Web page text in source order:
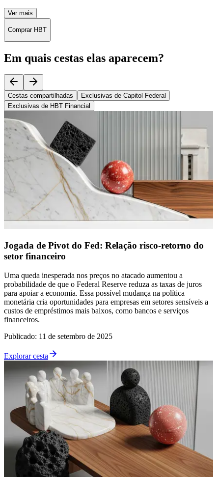
Ver mais
Comprar HBT
Em quais cestas elas aparecem?
Cestas compartilhadas
Exclusivas de Capitol Federal
Exclusivas de HBT Financial
Jogada de Pivot do Fed: Relação risco-retorno do
setor financeiro
Uma queda inesperada nos preços no atacado aumentou a
probabilidade de que o Federal Reserve reduza as taxas de juros
para apoiar a economia. Essa possível mudança na política
monetária cria oportunidades para empresas em setores sensíveis a
custos de empréstimos mais baixos, como bancos e serviços
financeiros.
Publicado: 11 de setembro de 2025
Explorar cesta